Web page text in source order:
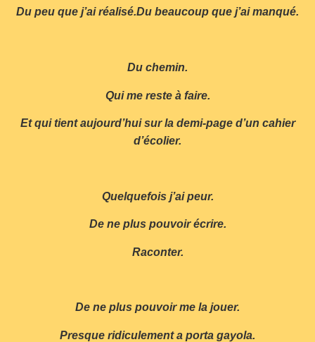
Du peu que j’ai réalisé.Du beaucoup que j’ai manqué.
Du chemin.
Qui me reste à faire.
Et qui tient aujourd’hui sur la demi-page d’un cahier
d’écolier.
Quelquefois j’ai peur.
De ne plus pouvoir écrire.
Raconter.
De ne plus pouvoir me la jouer.
Presque ridiculement a porta gayola.